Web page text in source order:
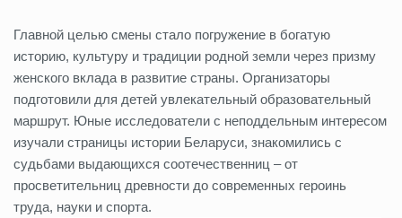
Главной целью смены стало погружение в богатую
историю, культуру и традиции родной земли через призму
женского вклада в развитие страны. Организаторы
подготовили для детей увлекательный образовательный
маршрут. Юные исследователи с неподдельным интересом
изучали страницы истории Беларуси, знакомились с
судьбами выдающихся соотечественниц – от
просветительниц древности до современных героинь
труда, науки и спорта.